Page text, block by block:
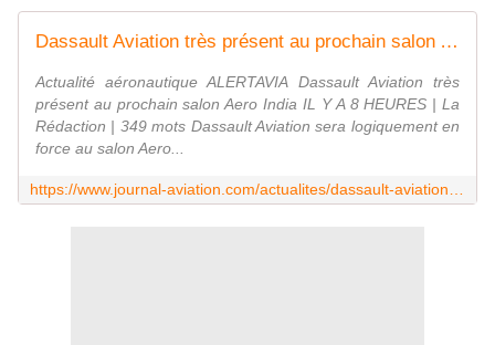
Dassault Aviation très présent au prochain salon Aero India
Actualité aéronautique ALERTAVIA Dassault Aviation très
présent au prochain salon Aero India IL Y A 8 HEURES | La
Rédaction | 349 mots Dassault Aviation sera logiquement en
force au salon Aero...